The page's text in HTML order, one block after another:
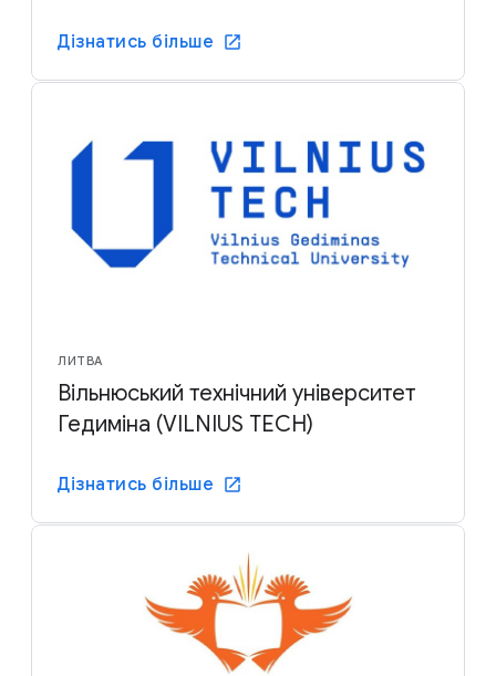
Дізнатись більше
ЛИТВА
Вільнюський технічний університет
Гедиміна (VILNIUS TECH)
Дізнатись більше